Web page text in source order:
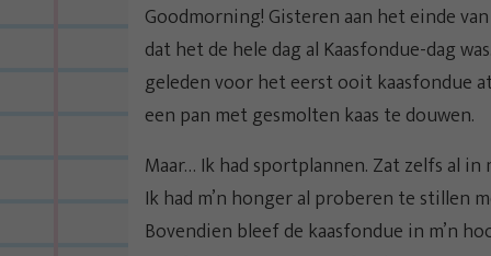
Goodmorning! Gisteren aan het einde
dat het de hele dag al Kaasfondue-dag
geleden voor het eerst ooit kaasfondue
een pan met gesmolten kaas te douwen.
Maar… Ik had sportplannen. Zat zelfs al
Ik had m’n honger al proberen te stillen
Bovendien bleef de kaasfondue in m’n